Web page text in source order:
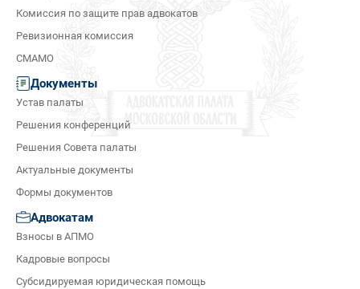
Комиссия по защите прав адвокатов
Ревизионная комиссия
СМАМО
Документы
Устав палаты
Решения конференций
Решения Совета палаты
Актуальные документы
Формы документов
Адвокатам
Взносы в АПМО
Кадровые вопросы
Субсидируемая юридическая помощь